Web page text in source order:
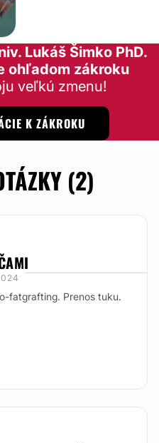
Lukáš Šimko PhD.
ohľadom zákroku
veľkú zmenu!
K ZÁKROKU
(2)
fatgrafting. Prenos tuku.